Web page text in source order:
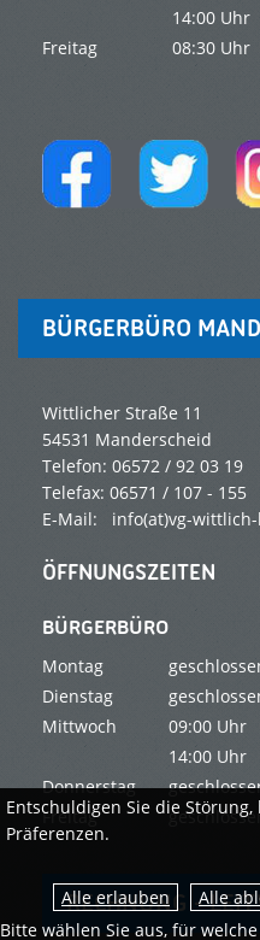
14:00
Freitag
08:30
BÜRGERBÜRO
Wittlicher Straße 11
54531 Manderscheid
Telefon: 06572 / 92 03 19
Telefax: 06571 / 107 - 155
E-Mail: info(at)vg-
ÖFFNUNGSZEITEN
BÜRGERBÜRO
Montag
Dienstag
Mittwoch
09:00
14:00 Uhr
Donnerstag
Freitag
RECHNUNG -
Entschuldigen Sie die
Präferenzen.
Bitte wählen Sie aus, für